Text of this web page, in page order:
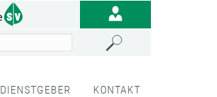
DIENSTGEBER KONTAKT